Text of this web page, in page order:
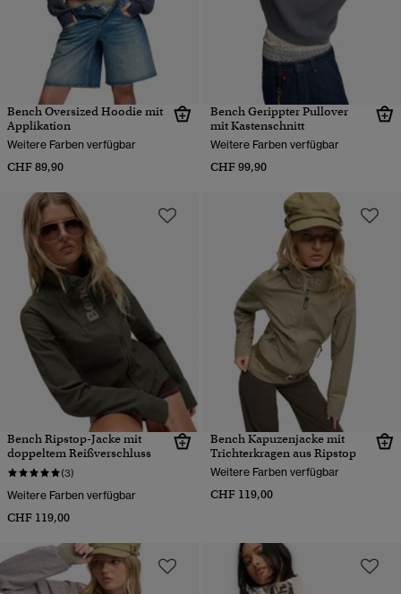
Bench Oversized Hoodie mit
Applikation
Weitere Farben verfügbar
CHF 89,90
Bench Gerippter Pullover
mit Kastenschnitt
Weitere Farben verfügbar
CHF 99,90
Bench Ripstop-Jacke mit
doppeltem Reißverschluss
(3)
Weitere Farben verfügbar
CHF 119,00
Bench Kapuzenjacke mit
Trichterkragen aus Ripstop
Weitere Farben verfügbar
CHF 119,00